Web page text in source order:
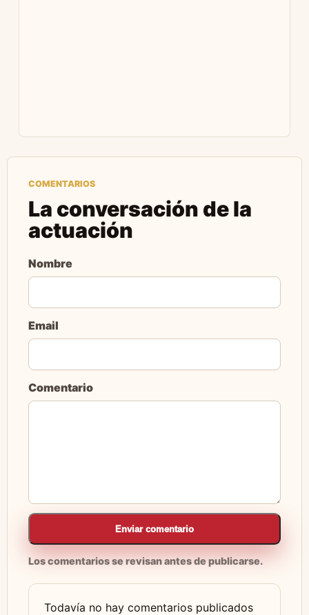
COMENTARIOS
La conversación de la
actuación
Nombre
Email
Comentario
Enviar comentario
Los comentarios se revisan antes de publicarse.
Todavía no hay comentarios publicados